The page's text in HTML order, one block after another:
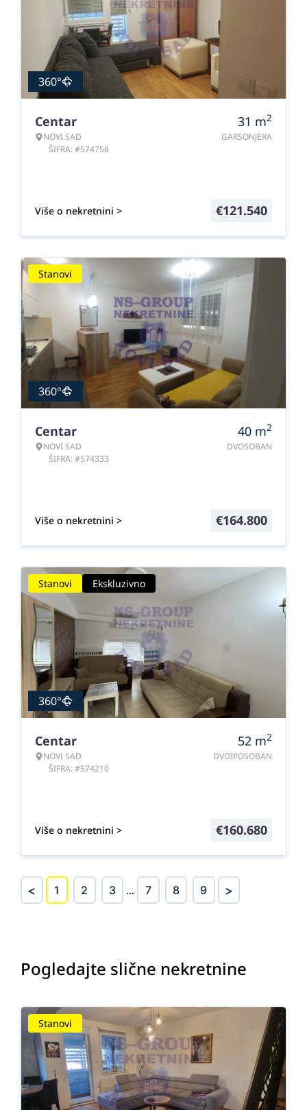
360°
Centar
NOVI SAD
ŠIFRA: #574758
31 m2
GARSONJERA
Više o nekretnini > €121.540
Stanovi
360°
Centar
NOVI SAD
ŠIFRA: #574333
40 m2
DVOSOBAN
Više o nekretnini > €164.800
Stanovi Ekskluzivno
360°
Centar
NOVI SAD
ŠIFRA: #574210
52 m2
DVOIPOSOBAN
Više o nekretnini > €160.680
< 1 2 3 ... 7 8 9 >
Pogledajte slične nekretnine
Stanovi